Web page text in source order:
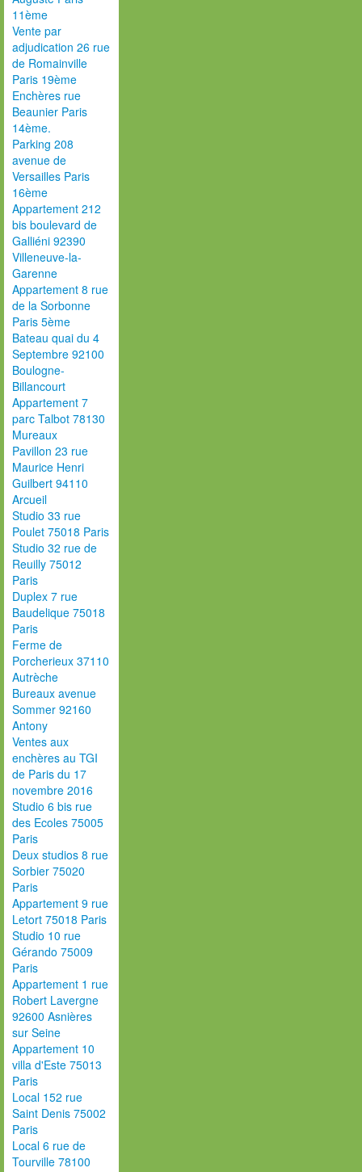
11ème
Vente par
adjudication 26 rue
de Romainville
Paris 19ème
Enchères rue
Beaunier Paris
14ème.
Parking 208
avenue de
Versailles Paris
16ème
Appartement 212
bis boulevard de
Galliéni 92390
Villeneuve-la-
Garenne
Appartement 8 rue
de la Sorbonne
Paris 5ème
Bateau quai du 4
Septembre 92100
Boulogne-
Billancourt
Appartement 7
parc Talbot 78130
Mureaux
Pavillon 23 rue
Maurice Henri
Guilbert 94110
Arcueil
Studio 33 rue
Poulet 75018 Paris
Studio 32 rue de
Reuilly 75012
Paris
Duplex 7 rue
Baudelique 75018
Paris
Ferme de
Porcherieux 37110
Autrèche
Bureaux avenue
Sommer 92160
Antony
Ventes aux
enchères au TGI
de Paris du 17
novembre 2016
Studio 6 bis rue
des Ecoles 75005
Paris
Deux studios 8 rue
Sorbier 75020
Paris
Appartement 9 rue
Letort 75018 Paris
Studio 10 rue
Gérando 75009
Paris
Appartement 1 rue
Robert Lavergne
92600 Asnières
sur Seine
Appartement 10
villa d'Este 75013
Paris
Local 152 rue
Saint Denis 75002
Paris
Local 6 rue de
Tourville 78100